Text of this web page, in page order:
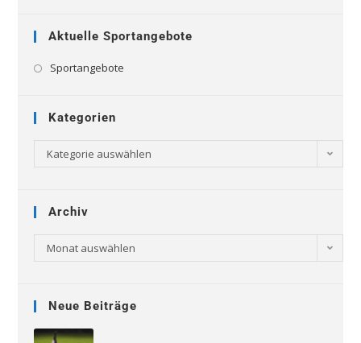
Aktuelle Sportangebote
Sportangebote
Kategorien
Kategorie auswählen
Archiv
Monat auswählen
Neue Beiträge